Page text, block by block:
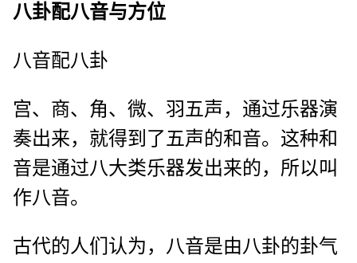
八卦配八音与方位
八音配八卦
宫、商、角、微、羽五声，通过乐器演
奏出来，就得到了五声的和音。这种和
音是通过八大类乐器发出来的，所以叫
作八音。
古代的人们认为，八音是由八卦的卦气